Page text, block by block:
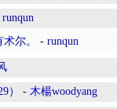
runqun
尔。
- runqun
） - 木楊woodyang